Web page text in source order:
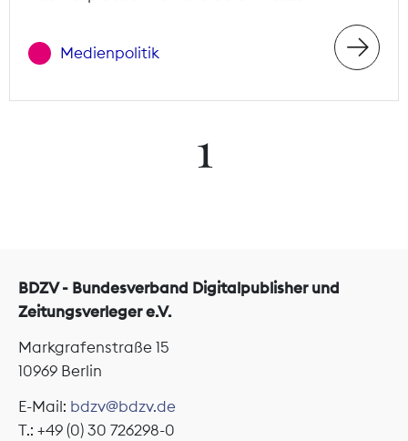
Medienpolitik
1
BDZV - Bundesverband Digitalpublisher und
Zeitungsverleger e.V.
Markgrafenstraße 15
10969 Berlin
E-Mail: bdzv@bdzv.de
T.: +49 (0) 30 726298-0